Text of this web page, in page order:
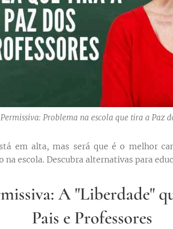
Problema na escola que tira a Paz
em alta, mas será que é o melhor
na escola. Descubra alternativas para
A "Liberdade"
Pais e Professores